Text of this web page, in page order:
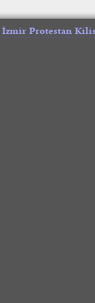
İzmir Protestan